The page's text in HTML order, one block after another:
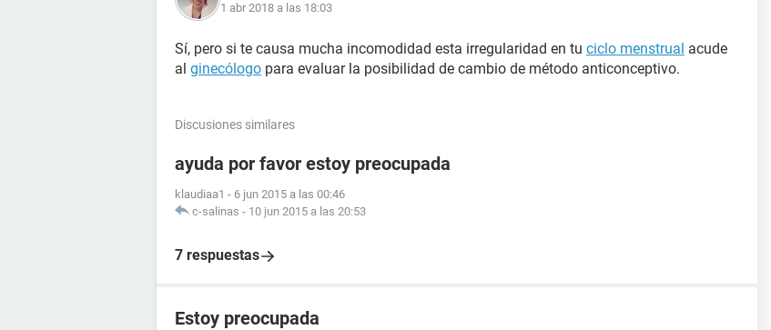
1 abr 2018 a las 18:03
Sí, pero si te causa mucha incomodidad esta irregularidad en tu ciclo menstrual acude
al ginecólogo para evaluar la posibilidad de cambio de método anticonceptivo.
Discusiones similares
ayuda por favor estoy preocupada
klaudiaa1 - 6 jun 2015 a las 00:46
c-salinas - 10 jun 2015 a las 20:53
7 respuestas
Estoy preocupada